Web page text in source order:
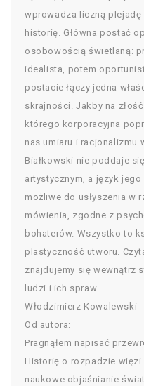
wprowadza liczną
historię. Główna postać
osobowością świetlaną:
idealista, potem
postacie łączy jedna
skrajności. Jakby na
którego korporacyjna
nas umiaru i racjonalizmu
Białkowski nie poddaje
artystycznym, a język
możliwe do usłyszenia w
mówienia, zgodne z
bohaterów. Wszystko to
plastyczność utworu.
znajdujemy się wewnątrz
ludzi i ich spraw.
Włodzimierz Kowalewski
Od autora:
Pragnąłem napisać
Historię o rozpadzie
naukowe objaśnianie